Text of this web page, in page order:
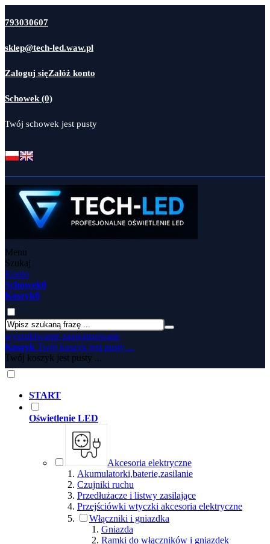
793030607
sklep@tech-led.waw.pl
Zaloguj sięZałóż konto
Schowek (0)
Twój schowek jest pusty
Menu
Szukaj
Konto
Schowek0
Koszyk0
wyszukiwanie zaawansowane
Koszyk Twój koszyk jest pusty ...
Twój koszyk jest pusty ...
START
Oświetlenie LED
Akcesoria elektryczne
Akumulatorki,baterie,zasilanie
Czujniki ruchu
Przedłużacze i listwy zasilające
Przejściówki wtyczki akcesoria elektryczne
Włączniki i gniazdka
Gniazda
Ramki do włączników i gniazdek